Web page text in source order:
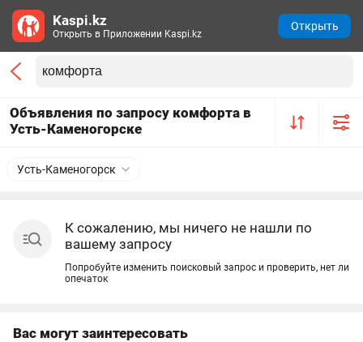
Объявления по запросу комфорта в
Усть-Каменогорске
Усть-Каменогорск
К сожалению, мы ничего не нашли по
вашему запросу
Попробуйте изменить поисковый запрос и проверить, нет ли
опечаток
Вас могут заинтересовать
Kaspi.kz
Открыть в Приложении Kaspi.kz
Открыть